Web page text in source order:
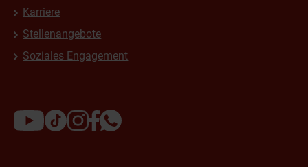
Karriere
Stellenangebote
Soziales Engagement